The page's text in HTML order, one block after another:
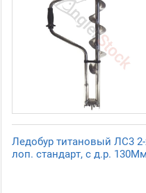
Ледобур титановый ЛС3
лоп. стандарт, с д.р. 130Мм